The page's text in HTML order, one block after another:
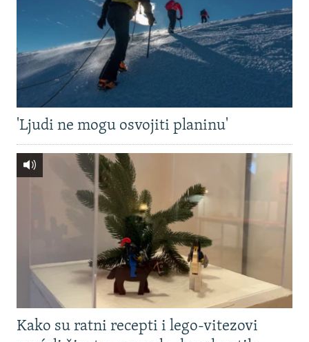
'Ljudi ne mogu osvojiti planinu'
Kako su ratni recepti i lego-vitezovi